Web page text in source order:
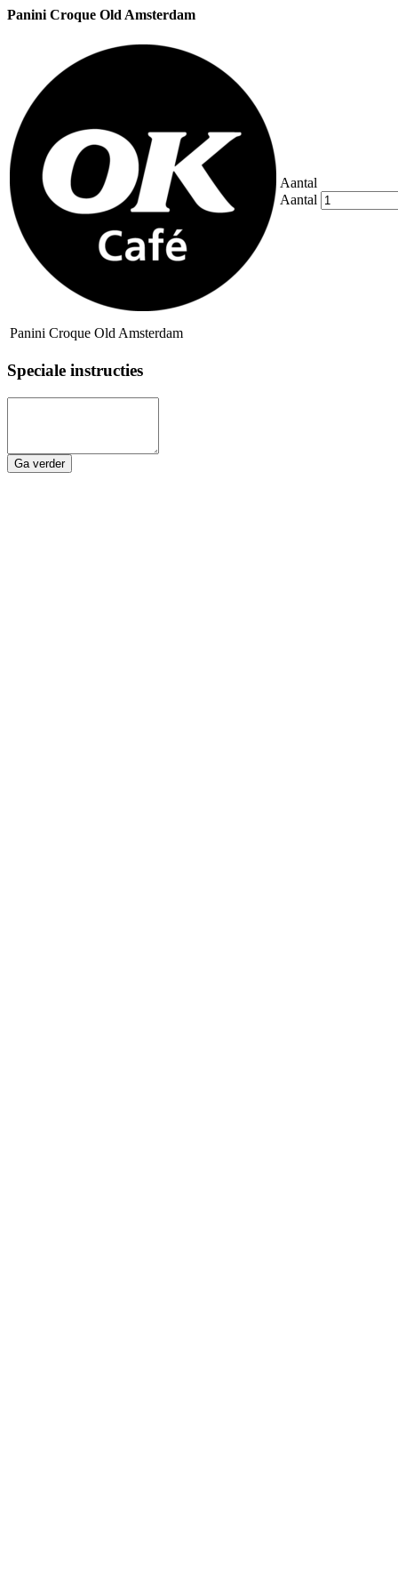
Panini Croque Old Amsterdam
Panini Croque Old Amsterdam
Aantal
Aantal
Speciale instructies